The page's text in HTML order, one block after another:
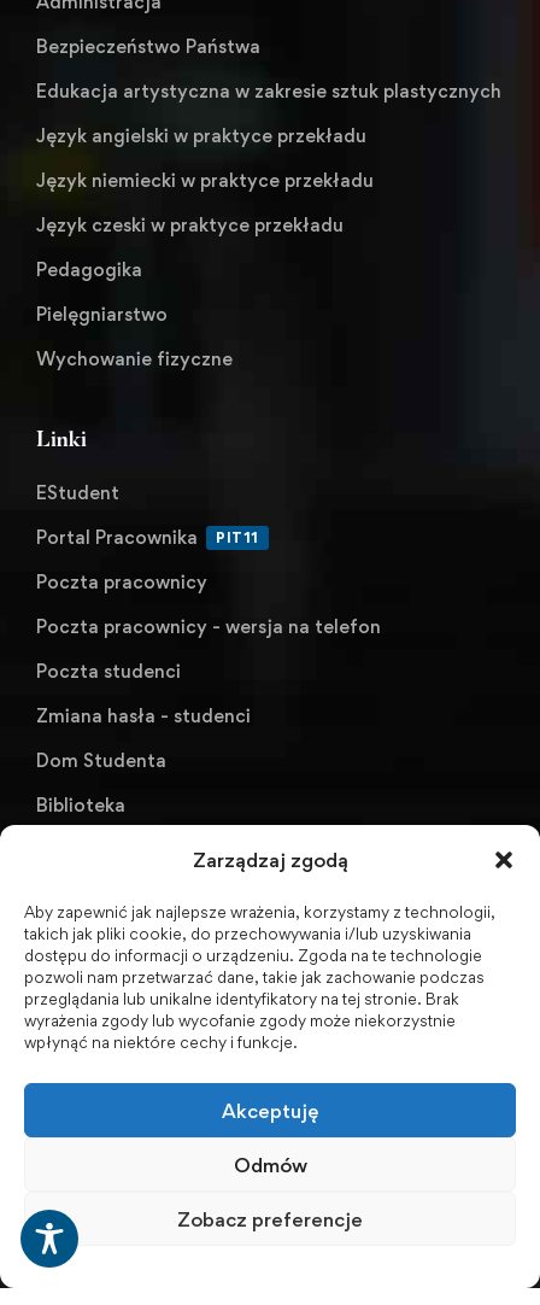
Zarządzaj zgodą
Aby zapewnić jak najlepsze wrażenia, korzystamy z technologii,
takich jak pliki cookie, do przechowywania i/lub uzyskiwania
dostępu do informacji o urządzeniu. Zgoda na te technologie
pozwoli nam przetwarzać dane, takie jak zachowanie podczas
przeglądania lub unikalne identyfikatory na tej stronie. Brak
wyrażenia zgody lub wycofanie zgody może niekorzystnie
wpłynąć na niektóre cechy i funkcje.
Akceptuję
Odmów
Zobacz preferencje
Bezpieczeństwo Państwa
Edukacja artystyczna w zakresie sztuk plastycznych
Język angielski w praktyce przekładu
Język niemiecki w praktyce przekładu
Język czeski w praktyce przekładu
Pedagogika
Pielęgniarstwo
Wychowanie fizyczne
Linki
EStudent
Portal Pracownika
PIT11
Poczta pracownicy
Poczta pracownicy - wersja na telefon
Poczta studenci
Zmiana hasła - studenci
Dom Studenta
Biblioteka
KU AZS ANS w Raciborzu
Biuletyn Informacji Publicznej
BIP - Biuletyn Informacji Publicznej PWSZ -